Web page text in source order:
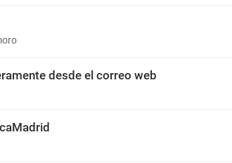
desde el correo web